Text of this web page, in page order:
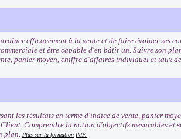
efficacement à la vente et de faire évoluer ses
et être capable d'en bâtir un. Suivre son
panier moyen, chiffre d'affaires individuel et taux de
les résultats en terme d'indice de vente, panier
Comprendre la notion d'objectifs mesurables et
plan. Plus sur la formation PdF.